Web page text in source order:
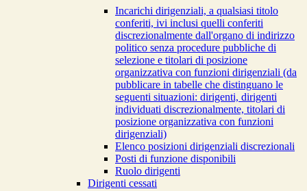
Incarichi dirigenziali, a qualsiasi titolo
conferiti, ivi inclusi quelli conferiti
discrezionalmente dall'organo di indirizzo
politico senza procedure pubbliche di
selezione e titolari di posizione
organizzativa con funzioni dirigenziali (da
pubblicare in tabelle che distinguano le
seguenti situazioni: dirigenti, dirigenti
individuati discrezionalmente, titolari di
posizione organizzativa con funzioni
dirigenziali)
Elenco posizioni dirigenziali discrezionali
Posti di funzione disponibili
Ruolo dirigenti
Dirigenti cessati